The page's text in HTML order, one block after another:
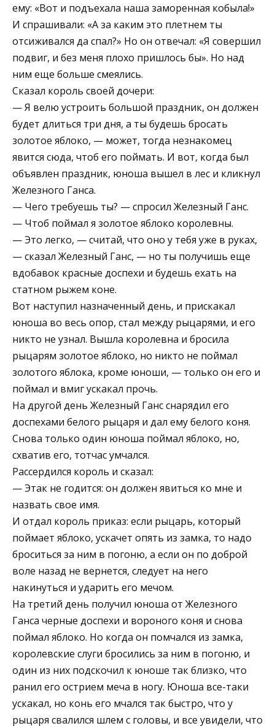
ему: «Вот и подъехала наша заморенная кобыла!»
И спрашивали: «А за каким это плетнем ты
отсиживался да спал?» Но он отвечал: «Я совершил
подвиг, и без меня плохо пришлось бы». Но над
ним еще больше смеялись.
Сказал король своей дочери:
— Я велю устроить большой праздник, он должен
будет длиться три дня, а ты будешь бросать
золотое яблоко, — может, тогда незнакомец
явится сюда, чтоб его поймать. И вот, когда был
объявлен праздник, юноша вышел в лес и кликнул
Железного Ганса.
— Чего требуешь ты? — спросил Железный Ганс.
— Чтоб поймал я золотое яблоко королевны.
— Это легко, — считай, что оно у тебя уже в руках,
— сказал Железный Ганс, — но ты получишь еще
вдобавок красные доспехи и будешь ехать на
статном рыжем коне.
Вот наступил назначенный день, и прискакал
юноша во весь опор, стал между рыцарями, и его
никто не узнал. Вышла королевна и бросила
рыцарям золотое яблоко, но никто не поймал
золотого яблока, кроме юноши, — только он его и
поймал и вмиг ускакал прочь.
На другой день Железный Ганс снарядил его
доспехами белого рыцаря и дал ему белого коня.
Снова только один юноша поймал яблоко, но,
схватив его, тотчас умчался.
Рассердился король и сказал:
— Этак не годится: он должен явиться ко мне и
назвать свое имя.
И отдал король приказ: если рыцарь, который
поймает яблоко, ускачет опять из замка, то надо
броситься за ним в погоню, а если он по доброй
воле назад не вернется, следует на него
накинуться и ударить его мечом.
На третий день получил юноша от Железного
Ганса черные доспехи и вороного коня и снова
поймал яблоко. Но когда он помчался из замка,
королевские слуги бросились за ним в погоню, и
один из них подскочил к юноше так близко, что
ранил его острием меча в ногу. Юноша все-таки
ускакал, но конь его мчался так быстро, что у
рыцаря свалился шлем с головы, и все увидели, что